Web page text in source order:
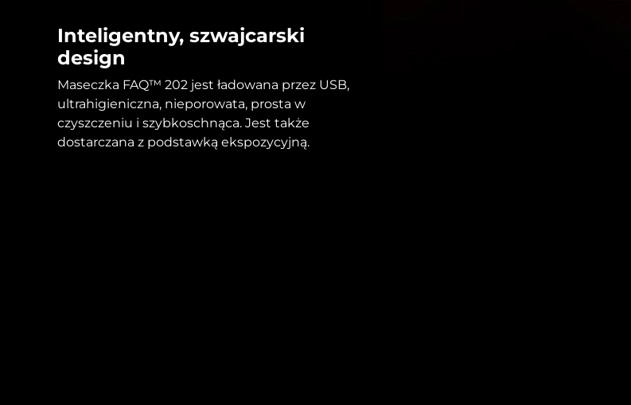
Inteligentny, szwajcarski
design
Maseczka FAQ™ 202 jest ładowana przez USB,
ultrahigieniczna, nieporowata, prosta w
czyszczeniu i szybkoschnąca. Jest także
dostarczana z podstawką ekspozycyjną.